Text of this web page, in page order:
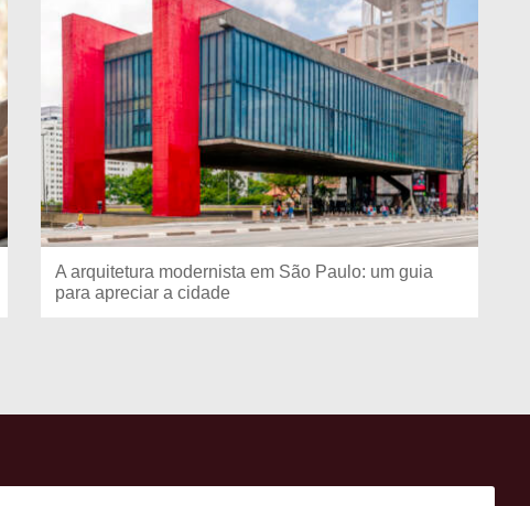
A arquitetura modernista em São Paulo: um guia
para apreciar a cidade